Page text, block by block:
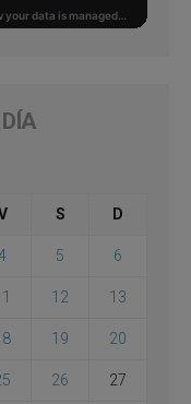
S D
5 6
12 13
19 20
26 27